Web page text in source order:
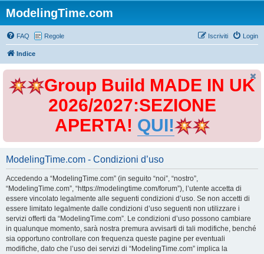
ModelingTime.com
FAQ Regole Login
Iscriviti
Indice
Group Build MADE IN UK
2026/2027:SEZIONE
APERTA! QUI!
ModelingTime.com - Condizioni d’uso
Accedendo a “ModelingTime.com” (in seguito “noi”, “nostro”,
“ModelingTime.com”, “https://modelingtime.com/forum”), l’utente accetta di
essere vincolato legalmente alle seguenti condizioni d’uso. Se non accetti di
essere limitato legalmente dalle condizioni d’uso seguenti non utilizzare i
servizi offerti da “ModelingTime.com”. Le condizioni d’uso possono cambiare
in qualunque momento, sarà nostra premura avvisarti di tali modifiche, benché
sia opportuno controllare con frequenza queste pagine per eventuali
modifiche, dato che l’uso dei servizi di “ModelingTime.com” implica la